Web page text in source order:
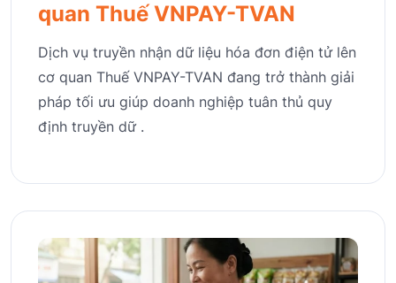
quan Thuế VNPAY-TVAN
Dịch vụ truyền nhận dữ liệu hóa đơn điện tử lên
cơ quan Thuế VNPAY-TVAN đang trở thành giải
pháp tối ưu giúp doanh nghiệp tuân thủ quy
định truyền dữ .